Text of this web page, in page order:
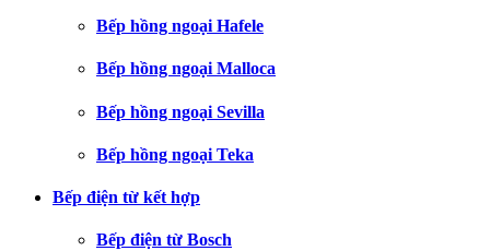
Bếp hồng ngoại Hafele
Bếp hồng ngoại Malloca
Bếp hồng ngoại Sevilla
Bếp hồng ngoại Teka
Bếp điện từ kết hợp
Bếp điện từ Bosch